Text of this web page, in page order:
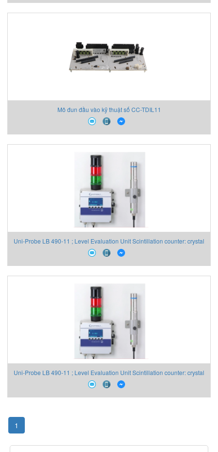
Mô đun đầu vào kỹ thuật số CC-TDIL11
Uni-Probe LB 490-11 ; Level Evaluation Unit Scintillation counter: crystal
NaI 50/50 47678-110 Berthold Vietnam
Uni-Probe LB 490-11 ; Level Evaluation Unit Scintillation counter: crystal
NaI 50/50 47678-110 Berthold Vietnam
1